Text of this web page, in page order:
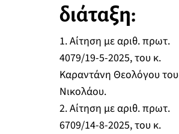
διάταξη:
1. Αίτηση με αριθ. πρωτ.
4079/19-5-2025, του κ.
Καραντάνη Θεολόγου του
Νικολάου.
2. Αίτηση με αριθ. πρωτ.
6709/14-8-2025, του κ.